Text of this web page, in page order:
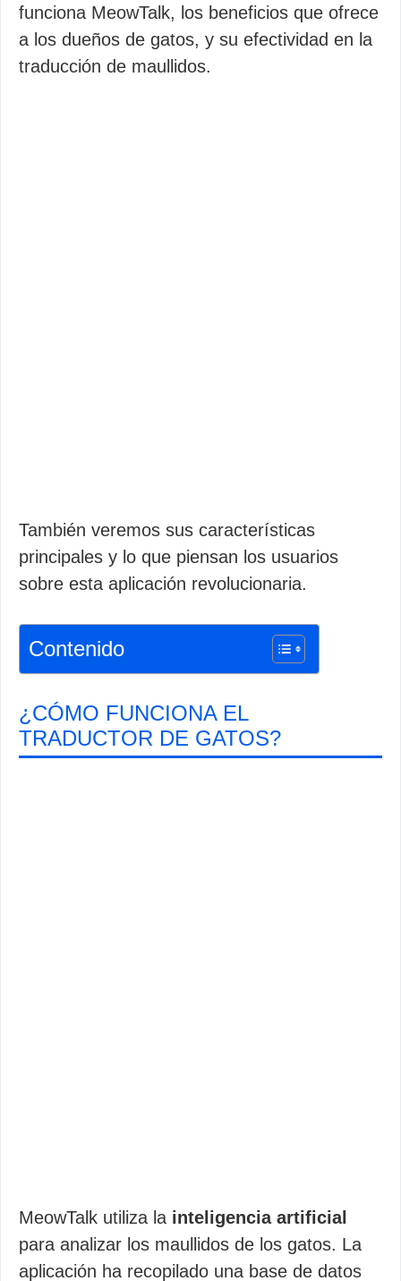
funciona MeowTalk, los beneficios que ofrece
a los dueños de gatos, y su efectividad en la
traducción de maullidos.
También veremos sus características
principales y lo que piensan los usuarios
sobre esta aplicación revolucionaria.
Contenido
¿CÓMO FUNCIONA EL
TRADUCTOR DE GATOS?
MeowTalk utiliza la inteligencia artificial
para analizar los maullidos de los gatos. La
aplicación ha recopilado una base de datos